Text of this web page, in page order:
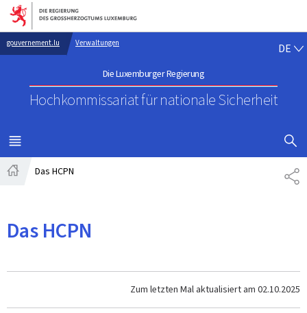
Zur Hauptnavigation
Zum Inhalt
gouvernement.lu Verwaltungen
Die Luxemburger Regierung
Hochkommissariat für nationale Sicherheit
DE
MENÜ
HAUPT-
Das HCPN
Das HCPN
Zum letzten Mal aktualisiert am 02.10.2025